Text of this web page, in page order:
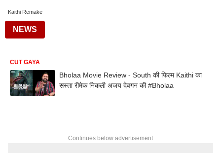
Kaithi Remake
NEWS
CUT GAYA
Bholaa Movie Review - South की फिल्म Kaithi का
सस्ता रीमेक निकली अजय देवगन की #Bholaa
Continues below advertisement